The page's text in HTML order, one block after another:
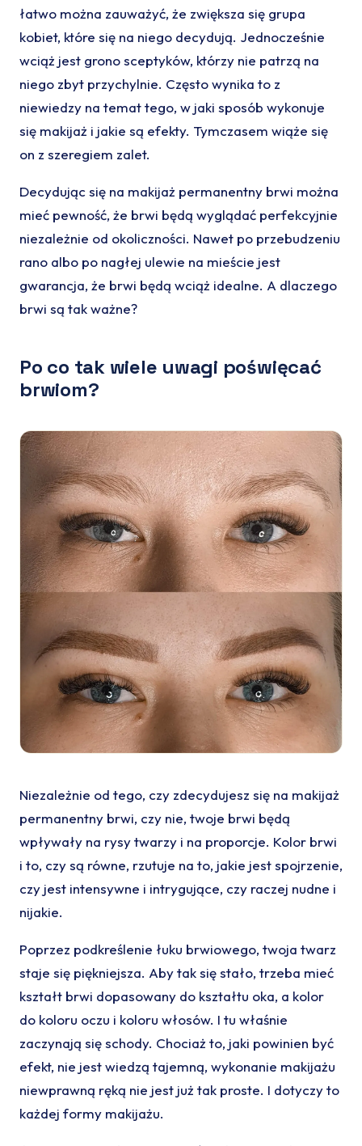
łatwo można zauważyć, że zwiększa się grupa
kobiet, które się na niego decydują. Jednocześnie
wciąż jest grono sceptyków, którzy nie patrzą na
niego zbyt przychylnie. Często wynika to z
niewiedzy na temat tego, w jaki sposób wykonuje
się makijaż i jakie są efekty. Tymczasem wiąże się
on z szeregiem zalet.
Decydując się na makijaż permanentny brwi można
mieć pewność, że brwi będą wyglądać perfekcyjnie
niezależnie od okoliczności. Nawet po przebudzeniu
rano albo po nagłej ulewie na mieście jest
gwarancja, że brwi będą wciąż idealne. A dlaczego
brwi są tak ważne?
Po co tak wiele uwagi poświęcać
brwiom?
Niezależnie od tego, czy zdecydujesz się na makijaż
permanentny brwi, czy nie, twoje brwi będą
wpływały na rysy twarzy i na proporcje. Kolor brwi
i to, czy są równe, rzutuje na to, jakie jest spojrzenie,
czy jest intensywne i intrygujące, czy raczej nudne i
nijakie.
Poprzez podkreślenie łuku brwiowego, twoja twarz
staje się piękniejsza. Aby tak się stało, trzeba mieć
kształt brwi dopasowany do kształtu oka, a kolor
do koloru oczu i koloru włosów. I tu właśnie
zaczynają się schody. Chociaż to, jaki powinien być
efekt, nie jest wiedzą tajemną, wykonanie makijażu
niewprawną ręką nie jest już tak proste. I dotyczy to
każdej formy makijażu.